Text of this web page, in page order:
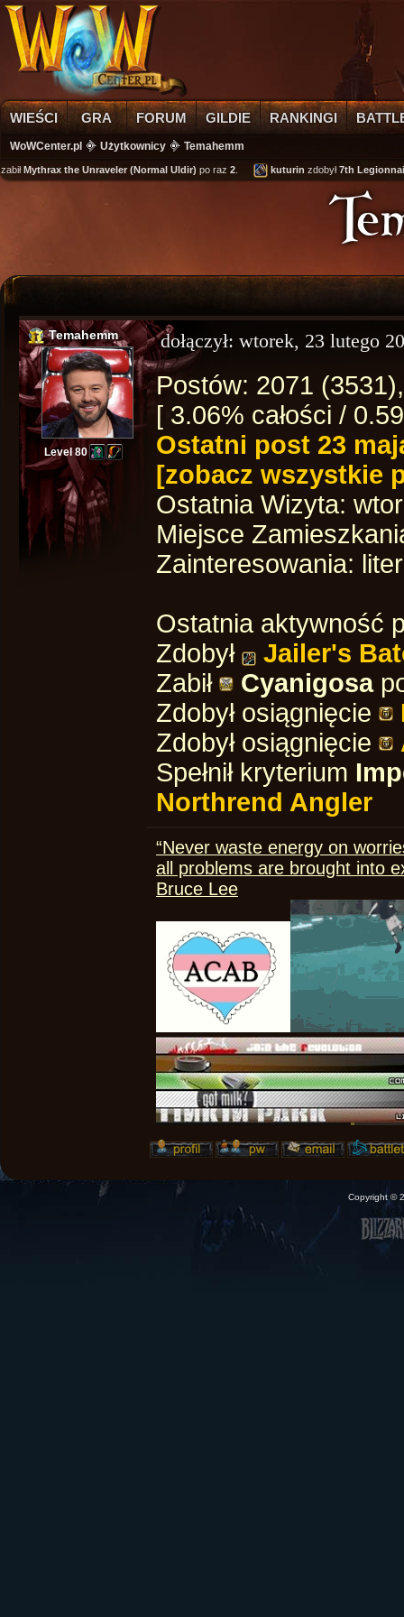
WIEŚCI GRA FORUM GILDIE RANKINGI
WoWCenter.pl Użytkownicy Temahemm
Mythrax the Unraveler (Normal Uldir)po raz2 . kuturinzdobył7th
Temahemm
Level 80
dołączył: wtorek, 23 lutego
Postów: 2071
[ 3.06% całości /
Ostatni post 23
[zobacz wszystkie
Ostatnia Wizyta:
Miejsce
Zainteresowania:
Ostatnia aktywność
Zdobył
Jailer's
Zabił
Cyanigosa
Zdobył osiągnięcie
Zdobył osiągnięcie
Spełnił kryterium
Northrend Angler
“Never waste energy on
all problems are brought into
Bruce Lee
Copyright ©